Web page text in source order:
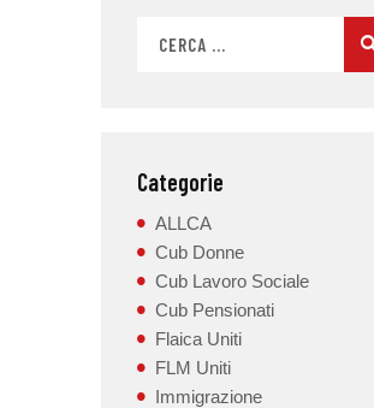
Categorie
ALLCA
Cub Donne
Cub Lavoro Sociale
Cub Pensionati
Flaica Uniti
FLM Uniti
Immigrazione